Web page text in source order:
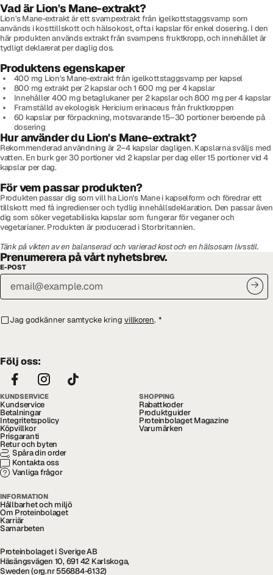
Vad är Lion's Mane-extrakt?
Lion's Mane-extrakt är ett svampextrakt från igelkottstaggsvamp som
används i kosttillskott och hälsokost, ofta i kapslar för enkel dosering. I den
här produkten används extrakt från svampens fruktkropp, och innehållet är
tydligt deklarerat per daglig dos.
Produktens egenskaper
400 mg Lion's Mane-extrakt från igelkottstaggsvamp per kapsel
800 mg extrakt per 2 kapslar och 1 600 mg per 4 kapslar
Innehåller 400 mg betaglukaner per 2 kapslar och 800 mg per 4 kapslar
Framställd av ekologisk Hericium erinaceus från fruktkroppen
60 kapslar per förpackning, motsvarande 15–30 portioner beroende på
dosering
Hur använder du Lion's Mane-extrakt?
Rekommenderad användning är 2–4 kapslar dagligen. Kapslarna sväljs med
vatten. En burk ger 30 portioner vid 2 kapslar per dag eller 15 portioner vid 4
kapslar per dag.
För vem passar produkten?
Produkten passar dig som vill ha Lion's Mane i kapselform och föredrar ett
tillskott med få ingredienser och tydlig innehållsdeklaration. Den passar även
dig som söker vegetabiliska kapslar som fungerar för veganer och
vegetarianer. Produkten är producerad i Storbritannien.
Tänk på vikten av en balanserad och varierad kost och en hälsosam livsstil.
Prenumerera på vårt nyhetsbrev.
E-POST
Jag godkänner samtycke kring villkoren. *
Följ oss:
KUNDSERVICE
Kundservice
Betalningar
Integritetspolicy
Köpvillkor
Prisgaranti
Retur och byten
Spåra din order
Kontakta oss
Vanliga frågor
SHOPPING
Rabattkoder
Produktguider
Proteinbolaget Magazine
Varumärken
INFORMATION
Hållbarhet och miljö
Om Proteinbolaget
Karriär
Samarbeten
Proteinbolaget i Sverige AB
Häsängsvägen 10, 691 42 Karlskoga,
Sweden (org.nr 556884-6132)